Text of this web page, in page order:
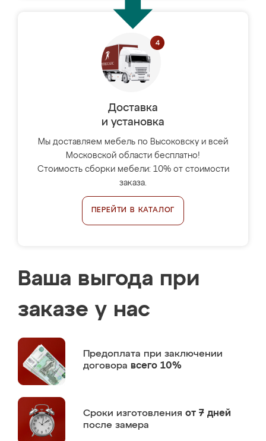
Доставка
и установка
Мы доставляем мебель по Высоковску и всей
Московской области бесплатно!
Стоимость сборки мебели: 10% от стоимости
заказа.
ПЕРЕЙТИ В КАТАЛОГ
Ваша выгода при
заказе у нас
Предоплата при заключении
договора всего 10%
Сроки изготовления от 7 дней
после замера